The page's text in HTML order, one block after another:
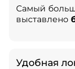
Самый
выставлено
Удобная